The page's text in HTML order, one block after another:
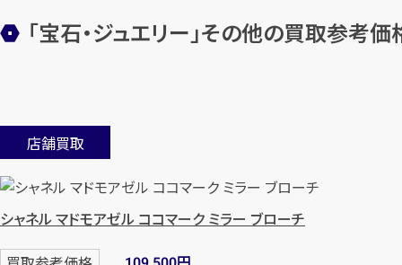
「宝石・ジュエリー」その他の買取参考価
店舗買取
シャネル マドモアゼル ココマーク ミラー ブローチ